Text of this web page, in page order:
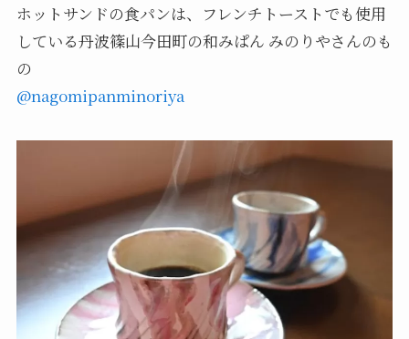
ホットサンドの食パンは、フレンチトーストでも使用
している丹波篠山今田町の和みぱん みのりやさんのも
の
@nagomipanminoriya